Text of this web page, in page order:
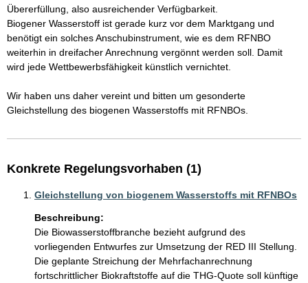
Übererfüllung, also ausreichender Verfügbarkeit.
Biogener Wasserstoff ist gerade kurz vor dem Marktgang und
benötigt ein solches Anschubinstrument, wie es dem RFNBO
weiterhin in dreifacher Anrechnung vergönnt werden soll. Damit
wird jede Wettbewerbsfähigkeit künstlich vernichtet.
Wir haben uns daher vereint und bitten um gesonderte
Konkrete Regelungsvorhaben (1)
Gleichstellung von biogenem Wasserstoffs mit RFNBOs
Beschreibung:
Die Biowasserstoffbranche bezieht aufgrund des
vorliegenden Entwurfes zur Umsetzung der RED III Stellung.
Die geplante Streichung der Mehrfachanrechnung
fortschrittlicher Biokraftstoffe auf die THG-Quote soll künftige